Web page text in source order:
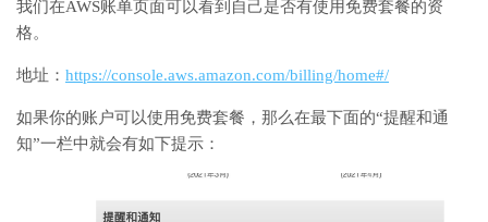
我们在AWS账单页面可以看到自己是否有使用免费套餐的资
格。
地址： https://console.aws.amazon.com/billing/home#/
如果你的账户可以使用免费套餐，那么在最下面的“提醒和通
知”一栏中就会有如下提示：